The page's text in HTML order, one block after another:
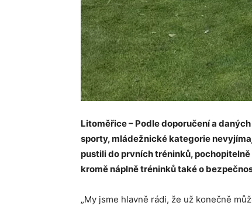
Litoměřice – Podle doporučení a
sporty, mládežnické kategorie
pustili do prvních tréninků,
kromě náplně tréninků také o
„My jsme hlavně rádi, že už konečně